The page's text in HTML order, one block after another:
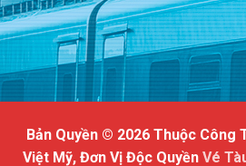
Bản Quyền © 2026 Thuộc Công
Việt Mỹ, Đơn Vị Độc Quyền Vé